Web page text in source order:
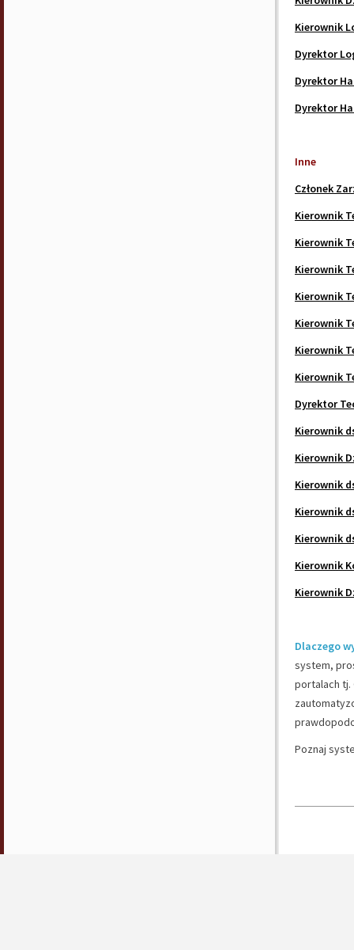
Kierownik
Dyrektor
Dyrektor
Dyrektor
Inne
Członek
Kierownik
Kierownik
Kierownik
Kierownik
Kierownik
Kierownik
Kierownik
Dyrektor
Kierownik
Kierownik
Kierownik
Kierownik
Kierownik
Kierownik
Kierownik
Dlaczego
system,
portalach tj.
Poznaj